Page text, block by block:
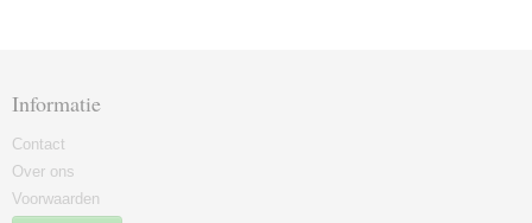
Informatie
Contact
Over ons
Voorwaarden